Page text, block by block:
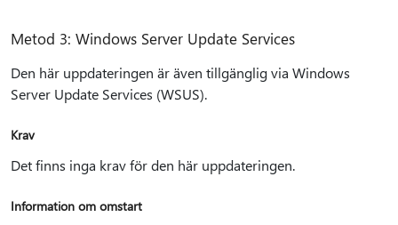
Metod 3: Windows Server Update Services
Den här uppdateringen är även tillgänglig via Windows
Server Update Services (WSUS).
Krav
Det finns inga krav för den här uppdateringen.
Information om omstart